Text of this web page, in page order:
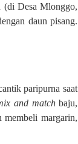
(di Desa Mlonggo,
daun pisang.
paripurna saat
and matchbaju,
membeli margarin,